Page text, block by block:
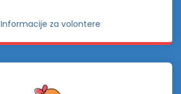
Informacije za volontere